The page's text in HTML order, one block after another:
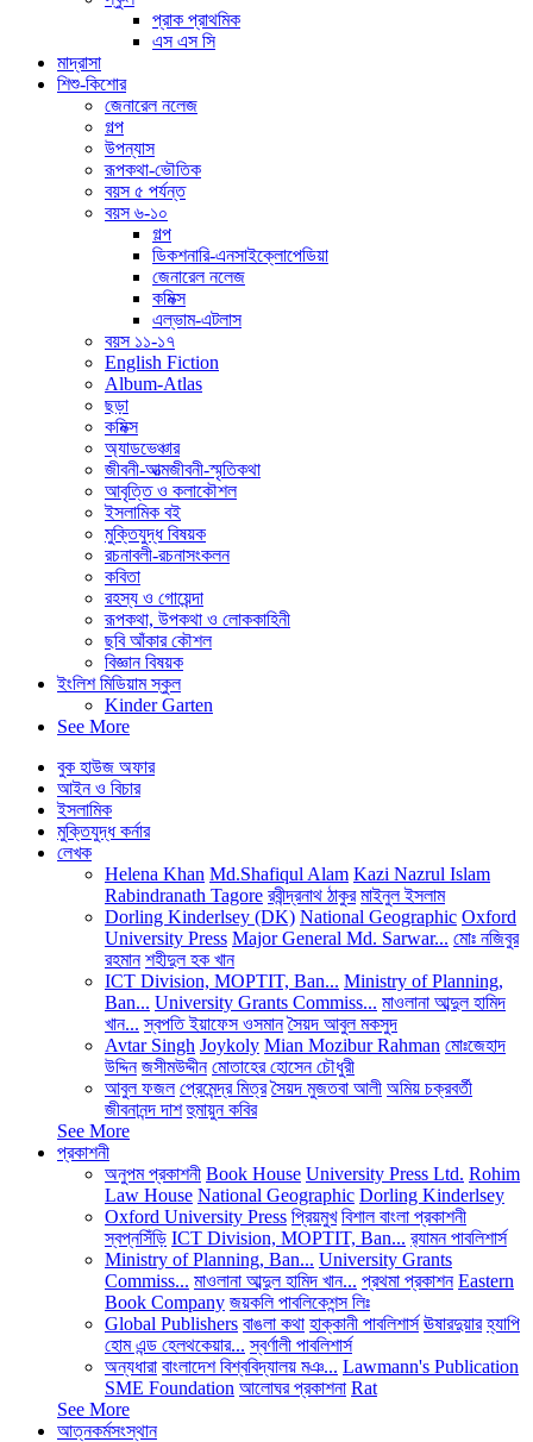
প্রাক প্রাথমিক
এস এস সি
মাদ্রাসা
শিশু-কিশোর
জেনারেল নলেজ
গল্প
উপন্যাস
রূপকথা-ভৌতিক
বয়স ৫ পর্যন্ত
বয়স ৬-১০
গল্প
ডিকশনারি-এনসাইক্লোপেডিয়া
জেনারেল নলেজ
কমিক্স
এল্ভাম-এটলাস
বয়স ১১-১৭
English Fiction
Album-Atlas
ছড়া
কমিক্স
অ্যাডভেঞ্চার
জীবনী-আত্মজীবনী-স্মৃতিকথা
আবৃত্তি ও কলাকৌশল
ইসলামিক বই
মুক্তিযুদ্ধ বিষয়ক
রচনাবলী-রচনাসংকলন
কবিতা
রহস্য ও গোয়েন্দা
রূপকথা, উপকথা ও লোককাহিনী
ছবি আঁকার কৌশল
বিজ্ঞান বিষয়ক
ইংলিশ মিডিয়াম স্কুল
Kinder Garten
See More
বুক হাউজ অফার
আইন ও বিচার
ইসলামিক
মুক্তিযুদ্ধ কর্নার
লেখক
Helena Khan Md.Shafiqul Alam Kazi Nazrul Islam
Rabindranath Tagore রবীন্দ্রনাথ ঠাকুর মাইনুল ইসলাম
Dorling Kinderlsey (DK) National Geographic Oxford
University Press Major General Md. Sarwar... মোঃ নজিবুর
রহমান শহীদুল হক খান
ICT Division, MOPTIT, Ban... Ministry of Planning,
Ban... University Grants Commiss... মাওলানা আব্দুল হামিদ
খান... স্বপতি ইয়াফেস ওসমান সৈয়দ আবুল মকসুদ
Avtar Singh Joykoly Mian Mozibur Rahman মোঃজেহাদ
উদ্দিন জসীমউদ্দীন মোতাহের হোসেন চৌধুরী
আবুল ফজল প্রেমেন্দ্র মিত্র সৈয়দ মুজতবা আলী অমিয় চক্রবর্তী
জীবনানন্দ দাশ হুমায়ুন কবির
See More
প্রকাশনী
অনুপম প্রকাশনী Book House University Press Ltd. Rohim
Law House National Geographic Dorling Kinderlsey
Oxford University Press প্রিয়মুখ বিশাল বাংলা প্রকাশনী
স্বপ্নসিঁড়ি ICT Division, MOPTIT, Ban... র‍্যামন পাবলিশার্স
Ministry of Planning, Ban... University Grants
Commiss... মাওলানা আব্দুল হামিদ খান... প্রথমা প্রকাশন Eastern
Book Company জয়কলি পাবলিকেশন্স লিঃ
Global Publishers বাঙলা কথা হাক্কানী পাবলিশার্স ঊষারদুয়ার হ্যাপি
হোম এন্ড হেলথকেয়ার... স্বর্ণালী পাবলিশার্স
অন্যধারা বাংলাদেশ বিশ্ববিদ্যালয় মঞ... Lawmann's Publication
SME Foundation আলোঘর প্রকাশনা Rat
See More
আত্নকর্মসংস্থান